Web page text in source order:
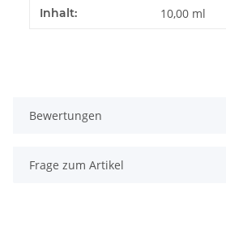
Produkteigenschaft
Wert
Inhalt: 10,00 ml
Bewertungen
Frage zum Artikel